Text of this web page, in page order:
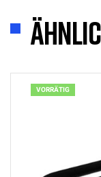
VORRÄTIG